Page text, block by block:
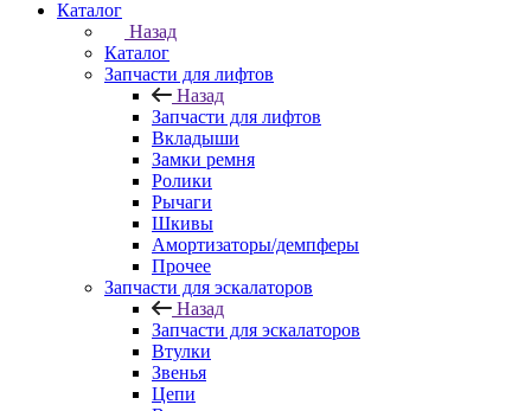
Каталог
Назад
Каталог
Запчасти для лифтов
Назад
Запчасти для лифтов
Вкладыши
Замки ремня
Ролики
Рычаги
Шкивы
Амортизаторы/демпферы
Прочее
Запчасти для эскалаторов
Назад
Запчасти для эскалаторов
Втулки
Звенья
Цепи